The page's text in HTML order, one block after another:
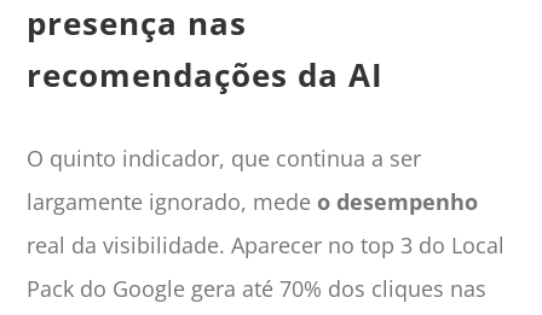
presença nas
recomendações da AI
O quinto indicador, que continua a ser
largamente ignorado, mede o desempenho
real da visibilidade. Aparecer no top 3 do Local
Pack do Google gera até 70% dos cliques nas